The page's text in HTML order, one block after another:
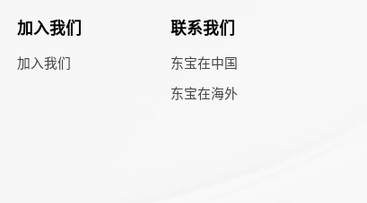
加入我们
加入我们
联系我们
东宝在中国
东宝在海外